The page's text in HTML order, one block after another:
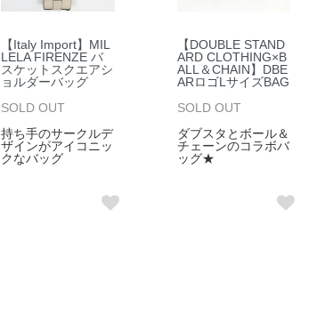
【Italy Import】MIL
LELA FIRENZE バ
スケットスクエアシ
ョルダーバッグ
SOLD OUT
持ち手のサークルデ
ザインがアイコニッ
クなバッグ
【DOUBLE STAND
ARD CLOTHING×B
ALL＆CHAIN】DBE
ARロゴLサイズBAG
SOLD OUT
ダブスタとボール＆
チェーンのコラボバ
ッグ★